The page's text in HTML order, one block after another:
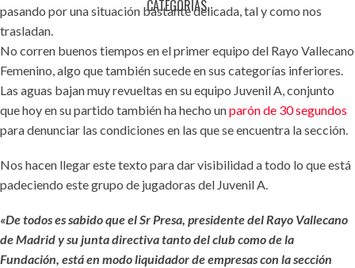
CATEGORÍAS.
pasando por una situación bastante delicada, tal y como nos
trasladan.
No corren buenos tiempos en el primer equipo del Rayo Vallecano
Femenino, algo que también sucede en sus categorías inferiores.
Las aguas bajan muy revueltas en su equipo Juvenil A, conjunto
que hoy en su partido también ha hecho unparón de 30 segundos
para denunciar las condiciones en las que se encuentra la sección.
Nos hacen llegar este texto para dar visibilidad a todo lo que está
padeciendo este grupo de jugadoras del Juvenil A.
«De todos es sabido que el Sr Presa, presidente del Rayo Vallecano
de Madrid y su junta directiva tanto del club como de la
Fundación, está en modo liquidador de empresas con la sección